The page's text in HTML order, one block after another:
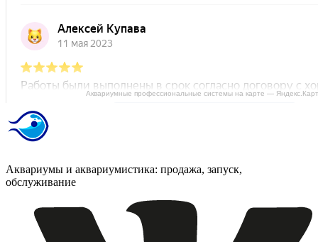
Аквариумные профессиональные системы на карте —
Аквариумы и аквариумистика: продажа, запуск,
обслуживание